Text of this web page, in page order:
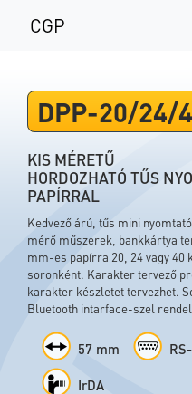
CGP
DPP-20/24/
KIS MÉRETŰ
HORDOZHATÓ TŰS
PAPÍRRAL
Kedvező árú, tűs mini
mérő műszerek, bankkártya
mm-es papírra 20, 24 vagy
soronként. Karakter tervező
karakter készletet tervezhet.
Bluetooth intarface-szel
57 mm
IrDA